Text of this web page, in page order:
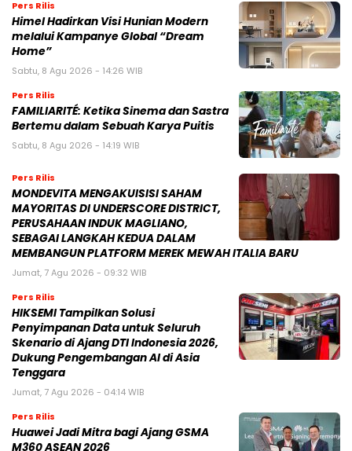
Pers Rilis
Himel Hadirkan Visi Hunian Modern
melalui Kampanye Global “Dream
Home”
Sabtu, 8 Agu 2026 - 14:26 WIB
Pers Rilis
FAMILIARITÉ: Ketika Sinema dan Sastra
Bertemu dalam Sebuah Karya Puitis
Sabtu, 8 Agu 2026 - 14:19 WIB
Pers Rilis
MONDEVITA MENGAKUISISI SAHAM
MAYORITAS DI UNDERSCORE DISTRICT,
PERUSAHAAN INDUK MAGLIANO,
SEBAGAI LANGKAH KEDUA DALAM
MEMBANGUN PLATFORM MEREK MEWAH ITALIA BARU
Jumat, 7 Agu 2026 - 09:32 WIB
Pers Rilis
HIKSEMI Tampilkan Solusi
Penyimpanan Data untuk Seluruh
Skenario di Ajang DTI Indonesia 2026,
Dukung Pengembangan AI di Asia
Tenggara
Jumat, 7 Agu 2026 - 04:14 WIB
Pers Rilis
Huawei Jadi Mitra bagi Ajang GSMA
M360 ASEAN 2026